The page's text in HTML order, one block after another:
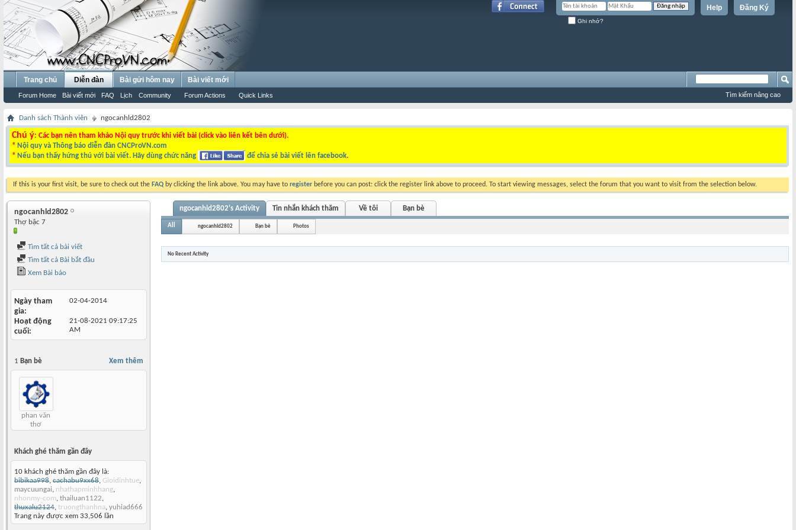
Đăng Ký
Help
Ghi nhớ?
Trang chủ Diễn đàn
Forum Home Bài viết mới FAQ Lịch Community Forum Actions Quick Links
Bài gửi hôm nay Bài viết mới
Tìm kiếm nâng cao
Danh sách Thành viên ngocanhld2802
Chú ý: Các bạn nên tham khảo Nội quy trước khi viết bài (click vào liên kết bên dưới).
* Nội quy và Thông báo diễn đàn CNCProVN.com
* Nếu bạn thấy hứng thú với bài viết. Hãy dùng chức năng để chia sẻ bài viết lên facebook.
If this is your first visit, be sure to check out the FAQ by clicking the link above. You may have to register before you can post: click the register link above to proceed. To start viewing messages, select the forum that you want to visit from the selection below.
ngocanhld2802
Thợ bậc 7
Tìm tất cả bài viết
Tìm tất cả Bài bắt đầu
Xem Bài báo
Ngày tham
gia
02-04-2014
Hoạt động
cuối
21-08-2021 09:17:25
AM
Xem thêm
1 Bạn bè
phan văn
thơ
Khách ghé thăm gần đây
10 khách ghé thăm gần đây là:
bibikaa998, cachabu9xx68, Gioidinhtue,
maycuungai, nhathapminhhang,
nhonmy-com, thailuan1122,
thuxalu2124, truongthanhna, yuhiad666
Trang này được xem 33,506 lần
ngocanhld2802's Activity Tin nhắn khách thăm Về tôi Bạn bè
All ngocanhld2802 Bạn bè Photos
No Recent Activity